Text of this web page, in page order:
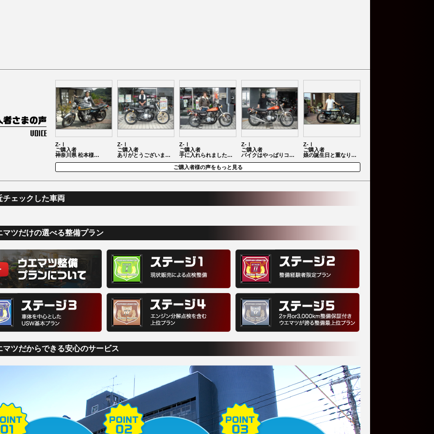
Z-Ⅰ
ご購入者
神奈川県 松本様…
Z-Ⅰ
ご購入者
ありがとうございま…
Z-Ⅰ
ご購入者
手に入れられました…
Z-Ⅰ
ご購入者
バイクはやっぱりコ…
Z-Ⅰ
ご購入者
娘の誕生日と重なり…
ご購入者様の声をもっと見る
チェックした車両
マツだけの選べる整備プラン
マツだからできる安心のサービス